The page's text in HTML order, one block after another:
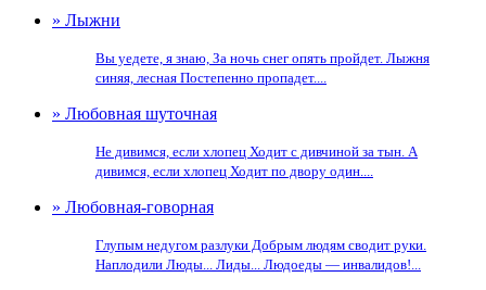
» Лыжни
Вы уедете, я знаю, За ночь снег опять пройдет. Лыжня
синяя, лесная Постепенно пропадет....
» Любовная шуточная
Не дивимся, если хлопец Ходит с дивчиной за тын. А
дивимся, если хлопец Ходит по двору один....
» Любовная-говорная
Глупым недугом разлуки Добрым людям сводит руки.
Наплодили Люды... Лиды... Людоеды — инвалидов!...